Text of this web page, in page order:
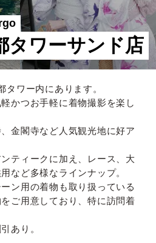
タワーサンド店
タワー内にあります。
かつお手軽に着物撮影を楽し
金閣寺など人気観光地に好ア
ティークに加え、レース、大
など多様なラインナップ。
ン用の着物も取り扱っている
ご用意しており、特に訪問着
あり。